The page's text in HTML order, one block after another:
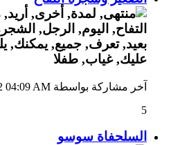
آخر مشاركة بواسطة 04:09 AM
5
السلحفاة سوسو